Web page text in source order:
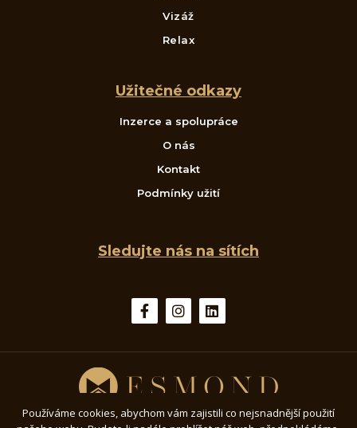
Vizáž
Relax
Užitečné odkazy
Inzerce a spolupráce
O nás
Kontakt
Podmínky užití
Sledujte nás na sítích
Používáme cookies, abychom vám zajistili co nejsnadnější použití